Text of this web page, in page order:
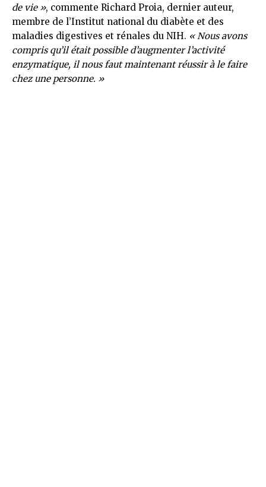
de vie », commente Richard Proia, dernier auteur,
membre de l’Institut national du diabète et des
maladies digestives et rénales du NIH. « Nous avons
compris qu’il était possible d’augmenter l’activité
enzymatique, il nous faut maintenant réussir à le faire
chez une personne. »